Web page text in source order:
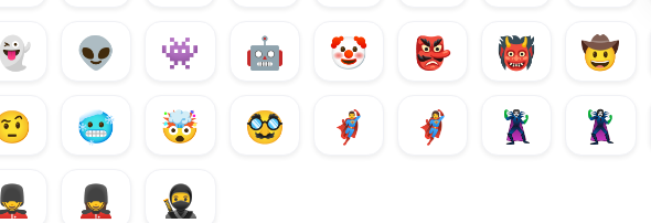
👽 👾 🤖 🤡 👺 👹 🤠
🥶 🤯 🥸 🦸‍♂️ 🦸‍♀️ 🦹‍♂️ 🦹‍♀️
💂‍♀️ 🥷